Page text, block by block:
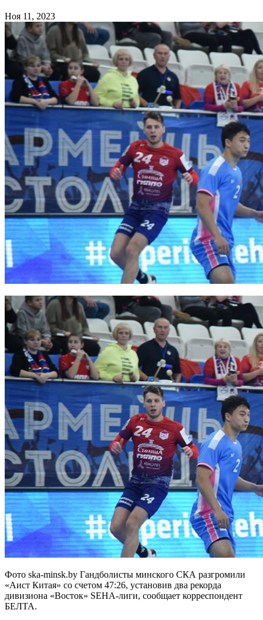
Ноя 11, 2023
Фото ska-minsk.by Гандболисты минского СКА разгромили
«Аист Китая» со счетом 47:26, установив два рекорда
дивизиона «Восток» SEHA-лиги, сообщает корреспондент
БЕЛТА.